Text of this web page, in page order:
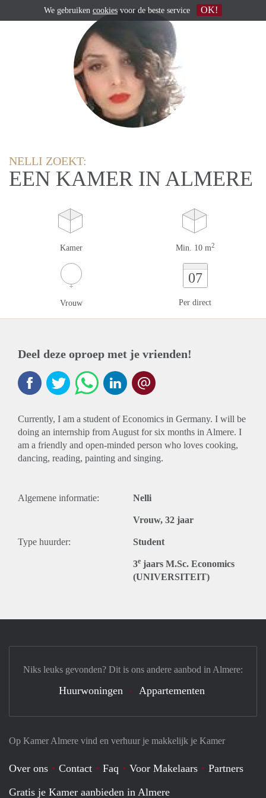
NELLI ZOEKT:
EEN KAMER IN ALMERE
Kamer Min. 10 m2
Vrouw
07
Per direct
Deel deze oproep met je vrienden!
Currently, I am a student of Economics in Germany. I will be
doing an internship from August for six months in Almere. I
am a friendly and open-minded person who loves cooking,
dancing, reading, painting and singing.
Algemene informatie: Nelli
Vrouw, 32 jaar
Type huurder: Student
3e jaars M.Sc. Economics
(UNIVERSITEIT)
Op Kamer Almere vind en verhuur je makkelijk je Kamer
Over ons Contact Faq Voor Makelaars
Partners
Gratis je Kamer aanbieden in Almere
Niks leuks gevonden? Dit is ons andere aanbod in Almere:
Huurwoningen Appartementen
We gebruiken cookies voor de beste service OK!